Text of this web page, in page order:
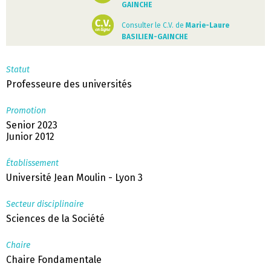
GAINCHE
Consulter le C.V. deMarie-Laure
BASILIEN-GAINCHE
Statut
Professeure des universités
Promotion
Senior 2023
Junior 2012
Établissement
Université Jean Moulin - Lyon 3
Secteur disciplinaire
Sciences de la Société
Chaire
Chaire Fondamentale